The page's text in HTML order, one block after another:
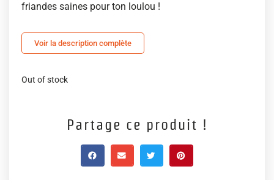
friandes saines pour ton loulou !
Voir la description complète
Out of stock
Partage ce produit !